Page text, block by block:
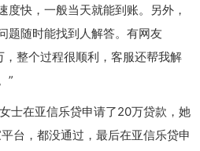
度快，一般当天就能到账。另外，
题随时能找到人解答。有网友
整个过程很顺利，客服还帮我解
”
士在亚信乐贷申请了20万贷款，她
台，都没通过，最后在亚信乐贷申